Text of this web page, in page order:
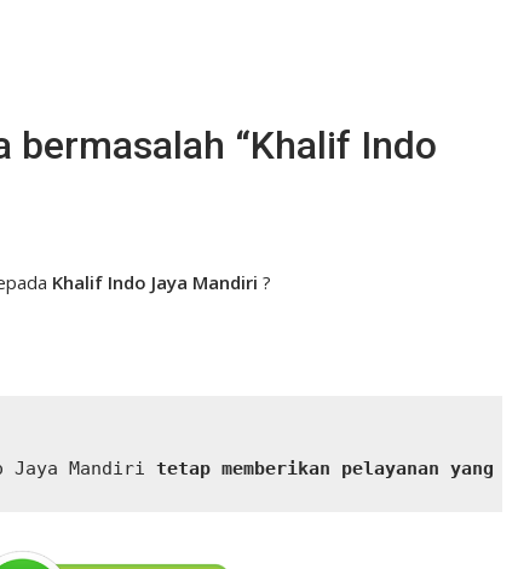
bermasalah “Khalif Indo
Khalif Indo Jaya Mandiri ?
Jaya Mandiri tetap memberikan pelayanan yang